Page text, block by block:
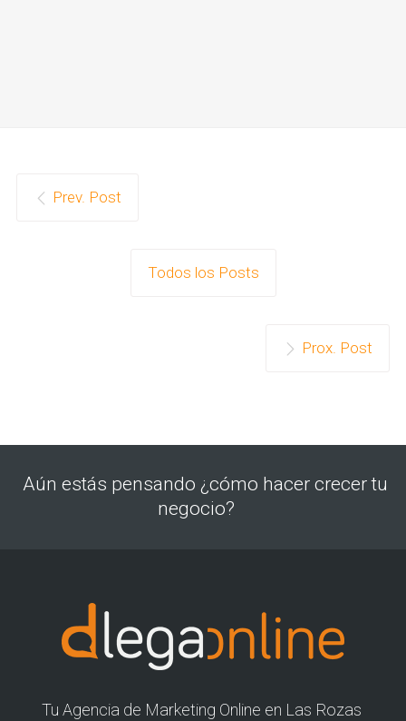
Prev. Post
Todos los Posts
Prox. Post
Aún estás pensando ¿cómo hacer crecer tu
negocio?
Tu Agencia de Marketing Online en Las Rozas